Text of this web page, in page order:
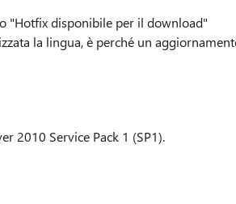
"Hotfix disponibile per il download"
la lingua, è perché un
2010 Service Pack 1 (SP1).